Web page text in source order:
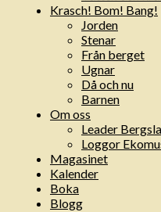
Krasch! Bom! Bang!
Jorden
Stenar
Från berget
Ugnar
Då och nu
Barnen
Om oss
Leader
Loggor
Magasinet
Kalender
Boka
Blogg